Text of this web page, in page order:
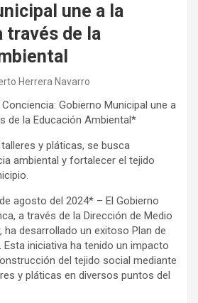
une a la
través de la
Herrera Navarro
Gobierno Municipal une a
de la Educación Ambiental*
y pláticas, se busca
ambiental y fortalecer el tejido
agosto del 2024* – El Gobierno
a través de la Dirección de Medio
ha desarrollado un exitoso Plan de
Esta iniciativa ha tenido un impacto
del tejido social mediante
y pláticas en diversos puntos del